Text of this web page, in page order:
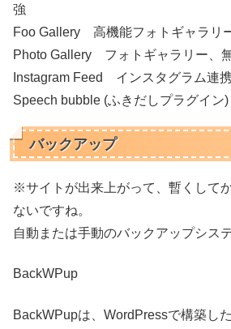
強
Foo Gallery 高機能フォトギャラリ
Photo Gallery フォトギャラリー、
Instagram Feed インスタグラム連
Speech bubble (ふきだしプラグイン)
バックアップ
※サイトが出来上がって、暫くして
ないですね。
自動または手動のバックアップシス
BackWPup
BackWPupは、WordPressで構築し